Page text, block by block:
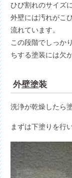
ひび割れのサイズ
外壁には汚れがこ
流れています。
この段階でしっか
ちする塗装には欠
外壁塗装
洗浄が乾燥したら
まずは下塗りを行